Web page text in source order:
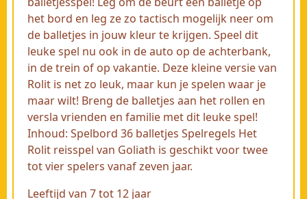
het bord en leg ze zo tactisch mogelijk neer om
de balletjes in jouw kleur te krijgen. Speel dit
leuke spel nu ook in de auto op de achterbank,
in de trein of op vakantie. Deze kleine versie van
Rolit is net zo leuk, maar kun je spelen waar je
maar wilt! Breng de balletjes aan het rollen en
versla vrienden en familie met dit leuke spel!
Inhoud: Spelbord 36 balletjes Spelregels Het
Rolit reisspel van Goliath is geschikt voor twee
tot vier spelers vanaf zeven jaar.
Leeftijd van 7 tot 12 jaar